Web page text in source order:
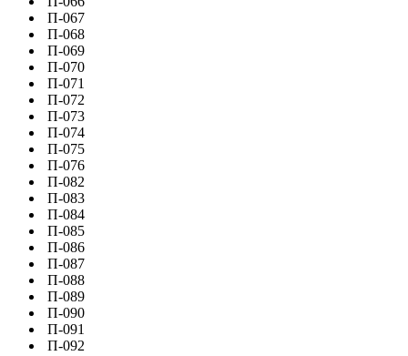
П-067
П-068
П-069
П-070
П-071
П-072
П-073
П-074
П-075
П-076
П-082
П-083
П-084
П-085
П-086
П-087
П-088
П-089
П-090
П-091
П-092